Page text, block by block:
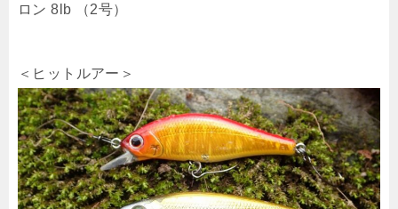
ロン 8lb （2号）
＜ヒットルアー＞